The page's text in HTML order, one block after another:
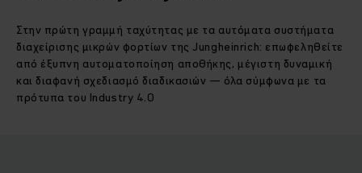
Στην πρώτη γραμμή ταχύτητας με τα αυτόματα συστήματα
διαχείρισης μικρών φορτίων της Jungheinrich: επωφεληθείτε
από έξυπνη αυτοματοποίηση αποθήκης, μέγιστη δυναμική
και διαφανή σχεδιασμό διαδικασιών — όλα σύμφωνα με τα
πρότυπα του Industry 4.0